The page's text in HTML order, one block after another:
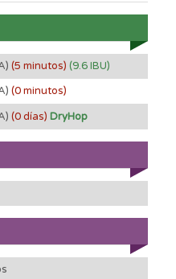
(5 minutos) (9.6 IBU)
(0 minutos)
(0 días) DryHop